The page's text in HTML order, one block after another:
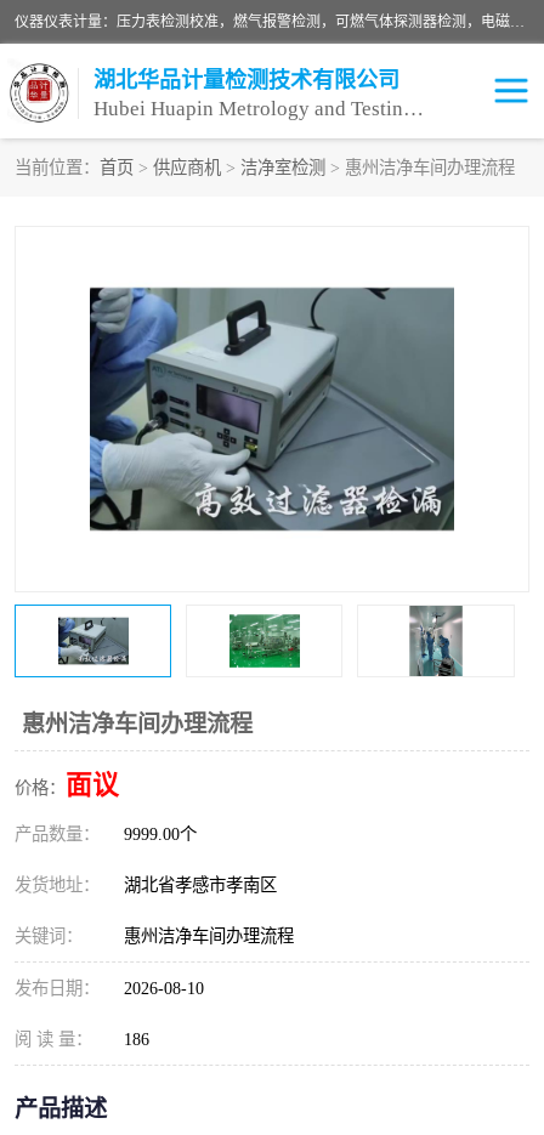
仪器仪表计量：压力表检测校准，燃气报警检测，可燃气体探测器检测，电磁流量计检测校准，明渠流量计检测，千斤顶检测标定，仪器校准，量具校准，仪表检测，仪器检测，计量设备校准；洁净室检测：洁净度检测，洁净厂房检测，无尘洁净室检测，悬浮粒子检测，*过滤器检测；安全阀校验：安全阀校验，安全阀检验，安全阀检测，安全阀年检，安全阀校正，安全阀校准；
湖北华品计量检测技术有限公司
Hubei Huapin Metrology and Testing Technology Co. , Ltd.
当前位置： 首页 > 供应商机 > 洁净室检测 > 惠州洁净车间办理流程
惠州洁净车间办理流程
价格： 面议
产品数量： 9999.00个
发货地址： 湖北省孝感市孝南区
关键词： 惠州洁净车间办理流程
发布日期： 2026-08-10
阅 读 量： 186
产品描述
设备检测 可燃气体探测器
压力表校准